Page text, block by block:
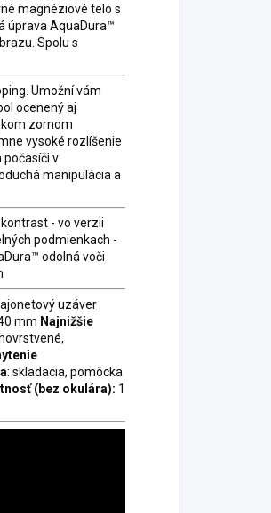
magnéziové telo s
úprava AquaDura™
Spolu s
Umožní vám
ocenený aj
zornom
vysoké rozlíšenie
počasíči v
manipulácia a
- vo verzii
podmienkach -
odolná voči
uzáver
mm Najnižšie
: skladacia, pomôcka
(bez okulára): 1